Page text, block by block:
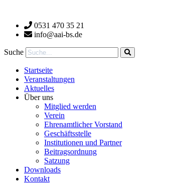
wechseln 0531 470 35 21
info@aai-bs.de
Suche
Startseite
Veranstaltungen
Aktuelles
Über uns
Mitglied werden
Verein
Ehrenamtlicher Vorstand
Geschäftsstelle
Institutionen und Partner
Beitragsordnung
Satzung
Downloads
Kontakt